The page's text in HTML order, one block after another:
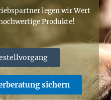
legen wir Wert
Produkte!
sichern